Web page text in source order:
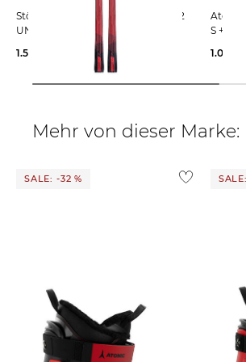
Stöckli | Skier LASER GS MIT SRT12
UND D20 SPEED
1.599,00 €
Atomic | Skier REDSTER X9S RVSK
S + I 12
Mehr von dieser Marke:
SALE: -32 %